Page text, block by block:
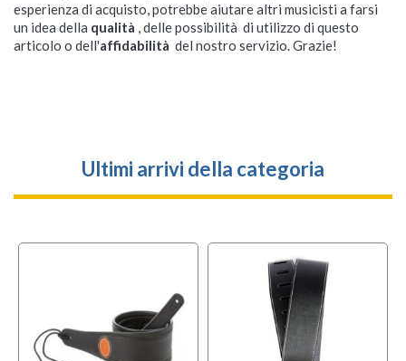
esperienza di acquisto, potrebbe aiutare altri musicisti a farsi
un idea della qualità , delle possibilità di utilizzo di questo
articolo o dell'affidabilità del nostro servizio. Grazie!
Ultimi arrivi della categoria